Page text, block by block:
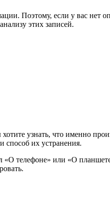
Поэтому, если у вас нет
этих записей.
узнать, что именно
способ их устранения.
«О телефоне» или «О